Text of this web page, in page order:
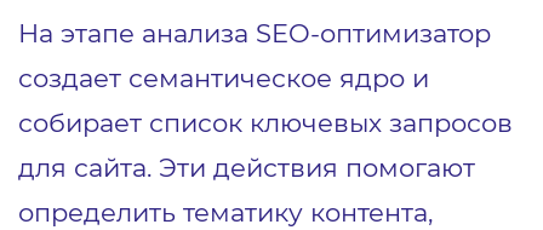
На этапе анализа SEO-оптимизатор
создает семантическое ядро и
собирает список ключевых запросов
для сайта. Эти действия помогают
определить тематику контента,